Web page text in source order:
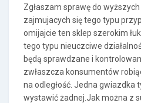
Zgłaszam sprawę do
zajmujacych się tego typu
omijajcie ten sklep szerokim
tego typu nieuczciwe
będą sprawdzane i
zwłaszcza konsumentów
na odległość. Jedna gwiazdka
wystawić żadnej.Jak można z